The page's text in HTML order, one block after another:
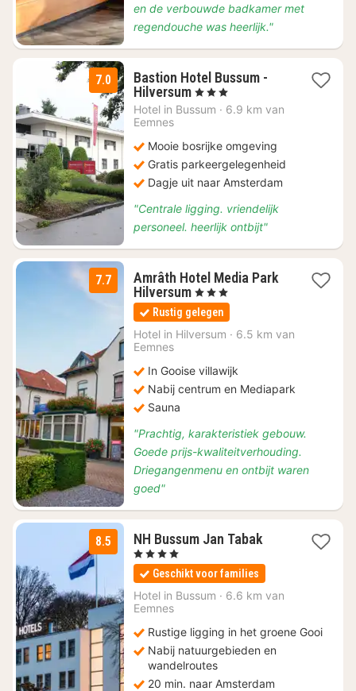
en de verbouwde badkamer met
regendouche was heerlijk."
7.0
Bastion Hotel Bussum -
Hilversum1
nacht
79
, 3 Sterren
Hotel in Bussum · 6.9 km van
Eemnes
Mooie bosrijke omgeving
Gratis parkeergelegenheid
Dagje uit naar Amsterdam
"Centrale ligging. vriendelijk
personeel. heerlijk ontbijt"
7.7
Amrâth Hotel Media Park
Hilversum1
nacht
vanaf
€
, 3 Sterren
Rustig gelegen
Hotel in Hilversum · 6.5 km van
Eemnes
In Gooise villawijk
Nabij centrum en Mediapark
Sauna
"Prachtig, karakteristiek gebouw.
Goede prijs-kwaliteitverhouding.
Driegangenmenu en ontbijt waren
goed"
8.5 NH Bussum Jan Tabak2
vanaf
€
147
, 4 Sterren
Geschikt voor families
Hotel in Bussum · 6.6 km van
Eemnes
Rustige ligging in het groene Gooi
Nabij natuurgebieden en
wandelroutes
20 min. naar Amsterdam